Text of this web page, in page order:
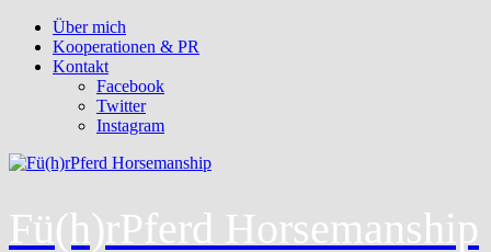
Über mich
Kooperationen & PR
Kontakt
Facebook
Twitter
Instagram
Fü(h)rPferd Horsemanship